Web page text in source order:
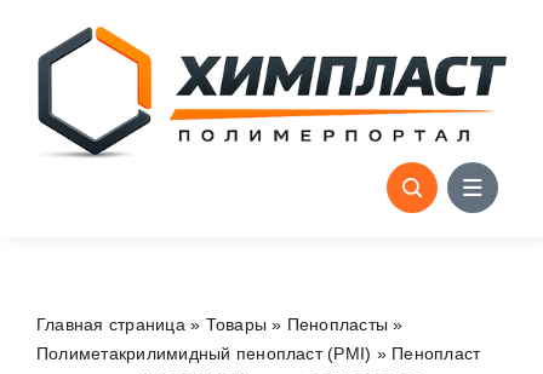
content
Главная страница » Товары » Пенопласты »
Полиметакрилимидный пенопласт (PMI) » Пенопласт